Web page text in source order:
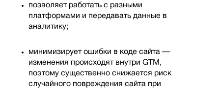
позволяет работать с разными
платформами и передавать данные в
аналитику;
минимизирует ошибки в коде сайта —
изменения происходят внутри GTM,
поэтому существенно снижается риск
случайного повреждения сайта при